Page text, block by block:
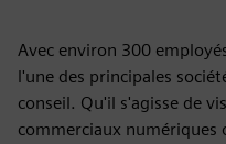
Avec environ 300
l'une des principales
conseil. Qu'il s'agisse de
commerciaux numériques